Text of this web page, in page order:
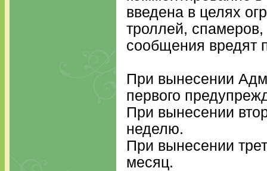
введена в целях
троллей,
сообщения вредят
При вынесении
первого
При вынесении
неделю.
При вынесении
месяц.